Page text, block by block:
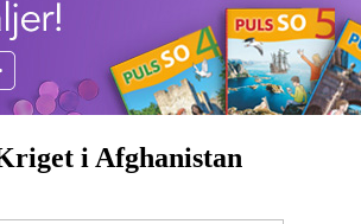
i Afghanistan